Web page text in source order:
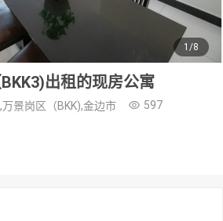
1/8
出租的现房公寓
景岗区（BKK),金边市 597